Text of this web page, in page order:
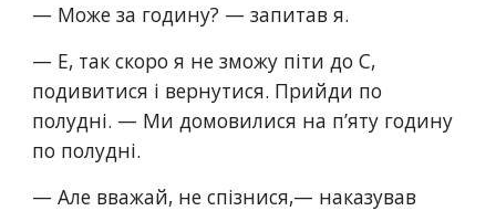
— Може за годину? — запитав я.
— Е, так скоро я не зможу піти до С,
подивитися і вернутися. Прийди по
полудні. — Ми домовилися на п’яту годину
по полудні.
— Але вважай, не спізнися,— наказував